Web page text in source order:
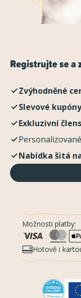
Registrujte se a
Zvýhodněné
Slevové kupóny
Exkluzivní
Personalizované
Nabídka šitá
Možnosti platby:
Hotově i